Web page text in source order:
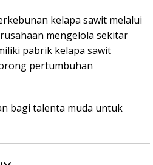
kelapa sawit melalui
mengelola sekitar
pabrik kelapa sawit
pertumbuhan
bagi talenta muda untuk